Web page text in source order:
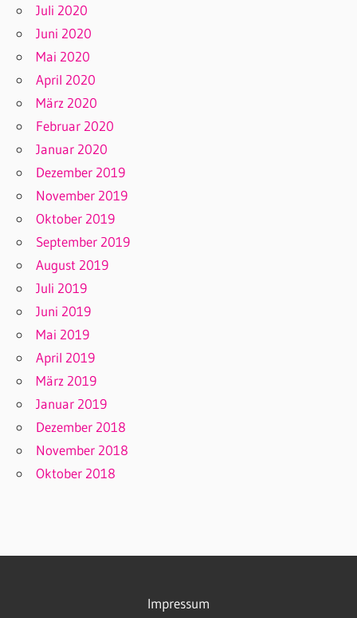
Juli 2020
Juni 2020
Mai 2020
April 2020
März 2020
Februar 2020
Januar 2020
Dezember 2019
November 2019
Oktober 2019
September 2019
August 2019
Juli 2019
Juni 2019
Mai 2019
April 2019
März 2019
Januar 2019
Dezember 2018
November 2018
Oktober 2018
Impressum